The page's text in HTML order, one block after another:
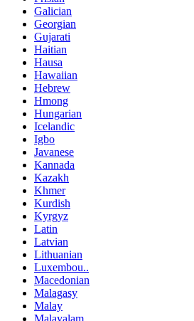
Galician
Georgian
Gujarati
Haitian
Hausa
Hawaiian
Hebrew
Hmong
Hungarian
Icelandic
Igbo
Javanese
Kannada
Kazakh
Khmer
Kurdish
Kyrgyz
Latin
Latvian
Lithuanian
Luxembou..
Macedonian
Malagasy
Malay
Malayalam